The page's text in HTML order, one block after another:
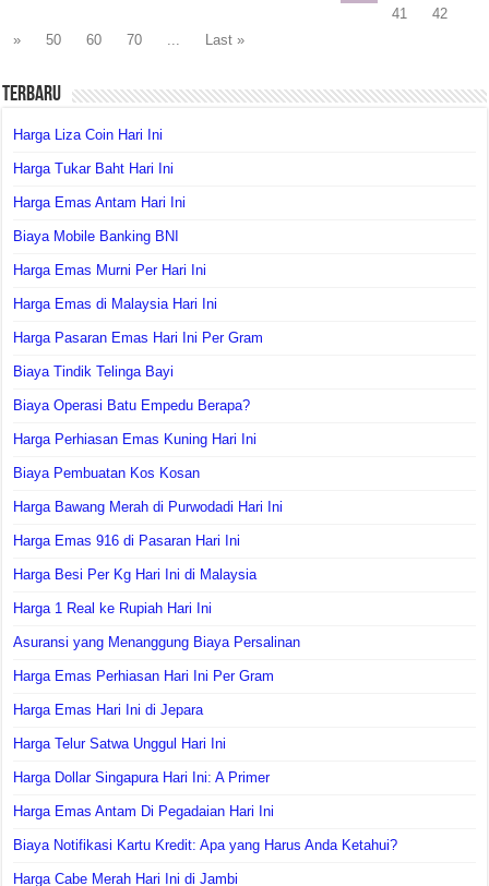
41
42
»
50 60 70 ... Last »
Terbaru
Harga Liza Coin Hari Ini
Harga Tukar Baht Hari Ini
Harga Emas Antam Hari Ini
Biaya Mobile Banking BNI
Harga Emas Murni Per Hari Ini
Harga Emas di Malaysia Hari Ini
Harga Pasaran Emas Hari Ini Per Gram
Biaya Tindik Telinga Bayi
Biaya Operasi Batu Empedu Berapa?
Harga Perhiasan Emas Kuning Hari Ini
Biaya Pembuatan Kos Kosan
Harga Bawang Merah di Purwodadi Hari Ini
Harga Emas 916 di Pasaran Hari Ini
Harga Besi Per Kg Hari Ini di Malaysia
Harga 1 Real ke Rupiah Hari Ini
Asuransi yang Menanggung Biaya Persalinan
Harga Emas Perhiasan Hari Ini Per Gram
Harga Emas Hari Ini di Jepara
Harga Telur Satwa Unggul Hari Ini
Harga Dollar Singapura Hari Ini: A Primer
Harga Emas Antam Di Pegadaian Hari Ini
Biaya Notifikasi Kartu Kredit: Apa yang Harus Anda Ketahui?
Harga Cabe Merah Hari Ini di Jambi